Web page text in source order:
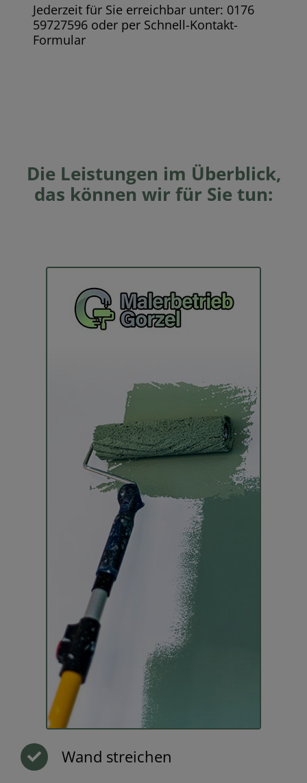
Jederzeit für Sie erreichbar unter: 0176
59727596 oder per Schnell-Kontakt-
Formular
Die Leistungen im Überblick,
das können wir für Sie tun:
Wand streichen